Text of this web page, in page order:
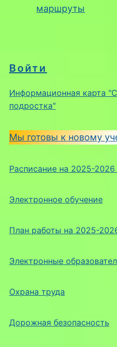
Войти
Информационная карта
подростка"
Мы готовы к новому
Расписание на 2025-
Электронное обучение
План работы на 2025-
Электронные
Охрана труда
Дорожная безопасность
маршруты